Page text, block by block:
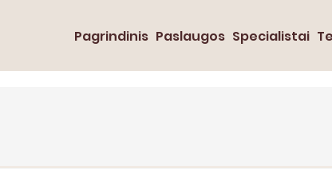
Pagrindinis Paslaugos Specialistai